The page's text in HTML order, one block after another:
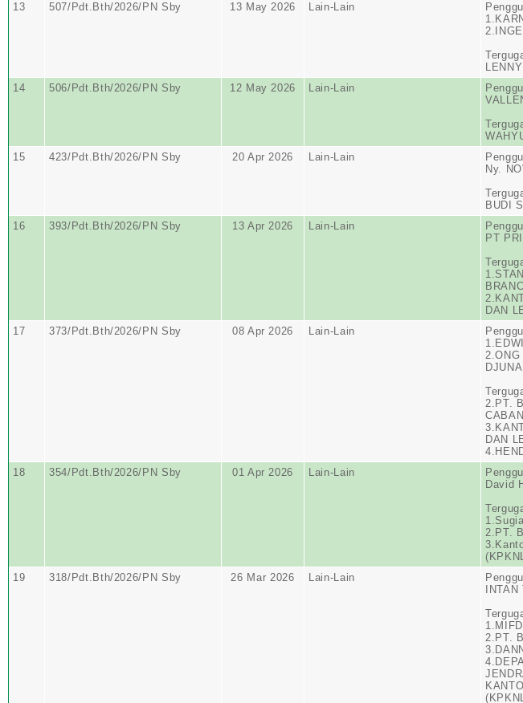
13 507/Pdt.Bth/2026/PN Sby 13 May 2026 Lain-Lain
14 506/Pdt.Bth/2026/PN Sby 12 May 2026 Lain-Lain
15 423/Pdt.Bth/2026/PN Sby 20 Apr 2026 Lain-Lain
Ny.
BUDI
16 393/Pdt.Bth/2026/PN Sby 13 Apr 2026 Lain-Lain
PT
DAN
17 373/Pdt.Bth/2026/PN Sby 08 Apr 2026 Lain-Lain
2.ONG
2.PT.
DAN
18 354/Pdt.Bth/2026/PN Sby 01 Apr 2026 Lain-Lain
David
2.PT.
19 318/Pdt.Bth/2026/PN Sby 26 Mar 2026 Lain-Lain
2.PT.